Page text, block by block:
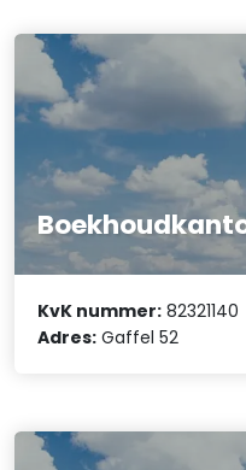
KvK nummer: 82321140
Adres: Gaffel 52